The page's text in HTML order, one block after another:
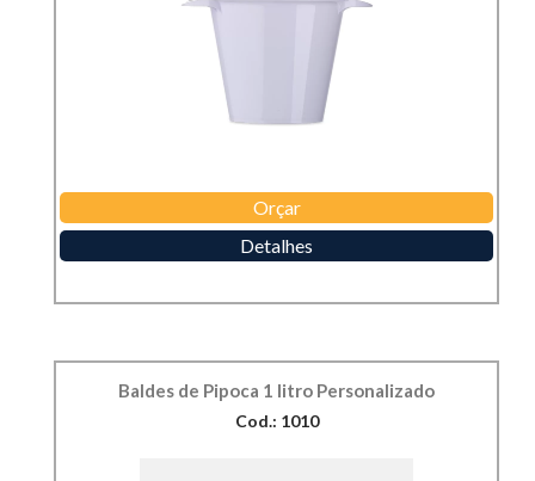
Orçar
Detalhes
Baldes de Pipoca 1 litro Personalizado
Cod.: 1010